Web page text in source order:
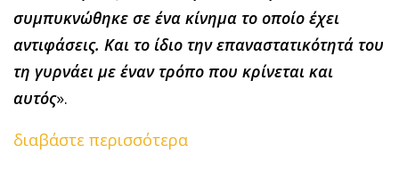
συμπυκνώθηκε σε ένα κίνημα το οποίο έχει
αντιφάσεις. Και το ίδιο την επαναστατικότητά του
τη γυρνάει με έναν τρόπο που κρίνεται και
αυτός».
διαβάστε περισσότερα